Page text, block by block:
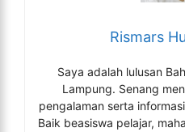
Rismars
Saya adalah lulusan
Lampung. Senang
pengalaman serta
Baik beasiswa pelajar,